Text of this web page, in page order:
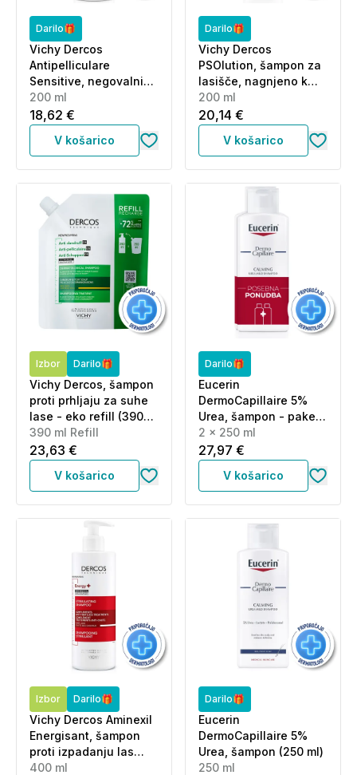
Darilo🎁
Vichy Dercos
Antipelliculare
Sensitive, negovalni
šampon proti prhljaju
za občutljive lase (200
ml)
200 ml
18,62 €
V košarico
Darilo🎁
Vichy Dercos
PSOlution, šampon za
lasišče, nagnjeno k
luskavici (200 ml)
200 ml
20,14 €
V košarico
Izbor Darilo🎁
Vichy Dercos, šampon
proti prhljaju za suhe
lase - eko refill (390
ml)
390 ml Refill
23,63 €
V košarico
Darilo🎁
Eucerin
DermoCapillaire 5%
Urea, šampon - paket
(2 x 250 ml)
2 x 250 ml
27,97 €
V košarico
Izbor Darilo🎁
Vichy Dercos Aminexil
Energisant, šampon
proti izpadanju las
(400 ml)
400 ml
Darilo🎁
Eucerin
DermoCapillaire 5%
Urea, šampon (250 ml)
250 ml